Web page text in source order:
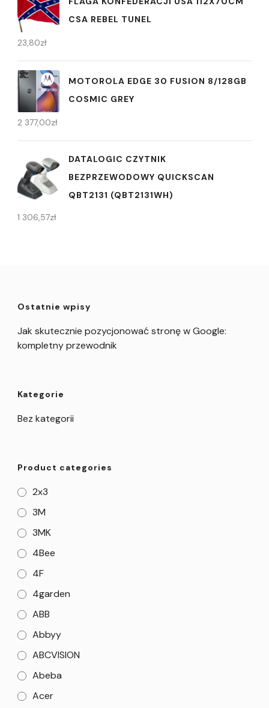
CSA REBEL TUNEL
23,80zł
MOTOROLA EDGE 30 FUSION 8/128GB
COSMIC GREY
2 377,00zł
DATALOGIC CZYTNIK
BEZPRZEWODOWY QUICKSCAN
QBT2131 (QBT2131WH)
1 306,57zł
Ostatnie wpisy
Jak skutecznie pozycjonować stronę w Google:
kompletny przewodnik
Kategorie
Bez kategorii
Product categories
2x3
3M
3MK
4Bee
4F
4garden
ABB
Abbyy
ABCVISION
Abeba
Acer